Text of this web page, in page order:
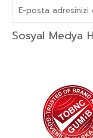
Sosyal Medya